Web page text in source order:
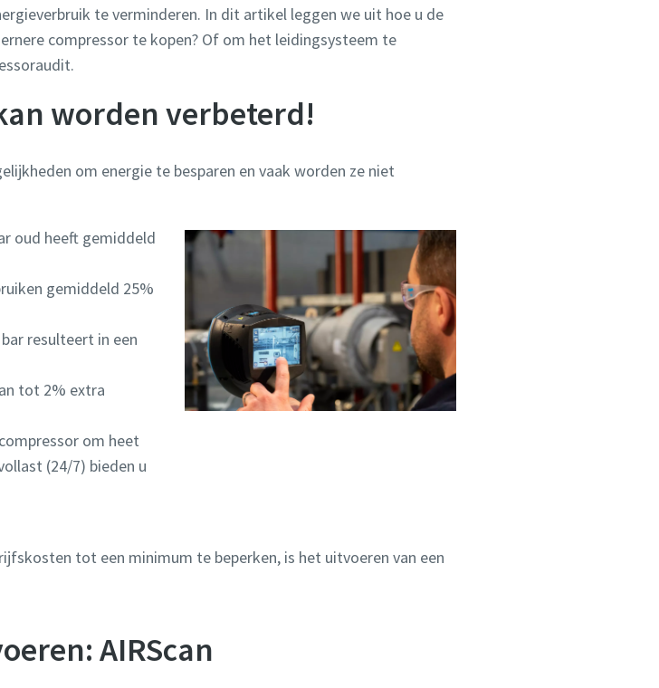
te verminderen. In dit artikel leggen we uit hoe u de
compressor te kopen? Of om het leidingsysteem te
worden verbeterd!
om energie te besparen en vaak worden ze niet
oud heeft gemiddeld
gemiddeld 25%
resulteert in een
tot 2% extra
om heet
(24/7) bieden u
tot een minimum te beperken, is het uitvoeren van een
AIRScan